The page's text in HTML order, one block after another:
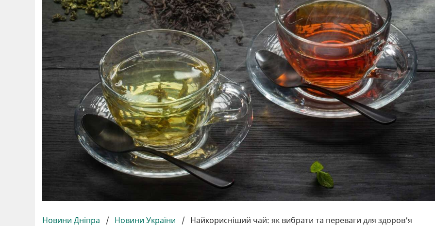
Новини Дніпра / Новини України / Найкорисніший чай: як вибрати та переваги для здоров'я